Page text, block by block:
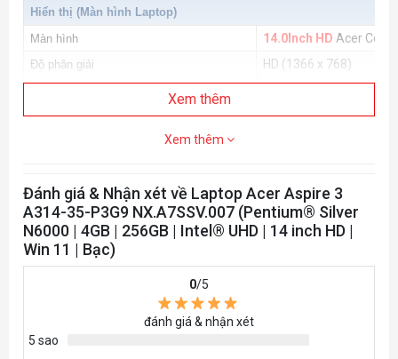
Hiển thị (Màn hình Laptop)
Màn hình
14.0Inch HD Acer
Độ phân giải HD (1366 x 768)
Bộ xử lý
Intel UHD Graphics
Wireless
Intel®Wireless-AC
Lan 1 x RJ-45 - Gigabit
Bluetooth
Xem thêm
Xem thêm
Đánh giá & Nhận xét về Laptop Acer Aspire 3
A314-35-P3G9 NX.A7SSV.007 (Pentium® Silver
N6000 | 4GB | 256GB | Intel® UHD | 14 inch HD |
Win 11 | Bạc)
0/5
đánh giá & nhận xét
5 sao